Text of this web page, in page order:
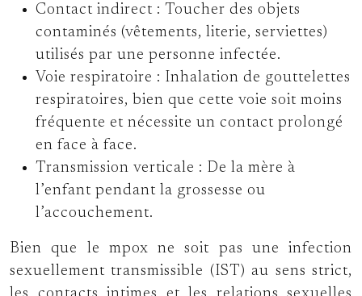
Contact indirect : Toucher des objets
contaminés (vêtements, literie, serviettes)
utilisés par une personne infectée.
Voie respiratoire : Inhalation de gouttelettes
respiratoires, bien que cette voie soit moins
fréquente et nécessite un contact prolongé
en face à face.
Transmission verticale : De la mère à
l’enfant pendant la grossesse ou
l’accouchement.
Bien que le mpox ne soit pas une infection
sexuellement transmissible (IST) au sens strict,